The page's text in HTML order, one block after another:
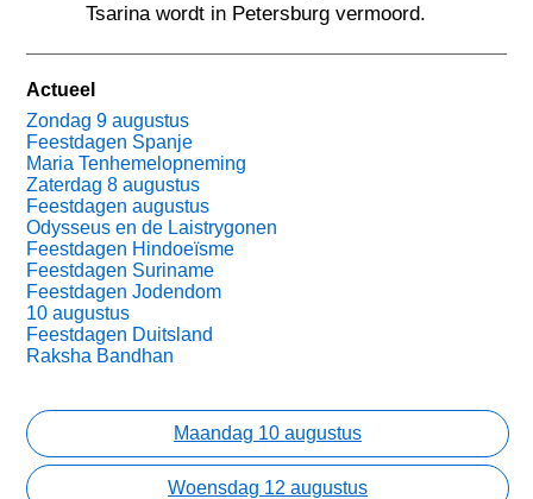
Tsarina wordt in Petersburg vermoord.
Actueel
Zondag 9 augustus
Feestdagen Spanje
Maria Tenhemelopneming
Zaterdag 8 augustus
Feestdagen augustus
Odysseus en de Laistrygonen
Feestdagen Hindoeïsme
Feestdagen Suriname
Feestdagen Jodendom
10 augustus
Feestdagen Duitsland
Raksha Bandhan
Maandag 10 augustus
Woensdag 12 augustus